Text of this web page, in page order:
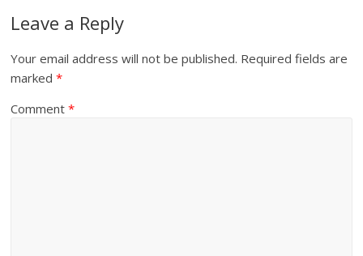
Leave a Reply
Your email address will not be published. Required fields are
marked*
Comment*